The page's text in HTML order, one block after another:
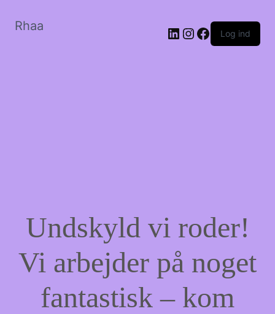
Rhaa LinkedIn
Instagram
Facebook
Log ind
Undskyld vi roder!
Vi arbejder på noget
fantastisk – kom